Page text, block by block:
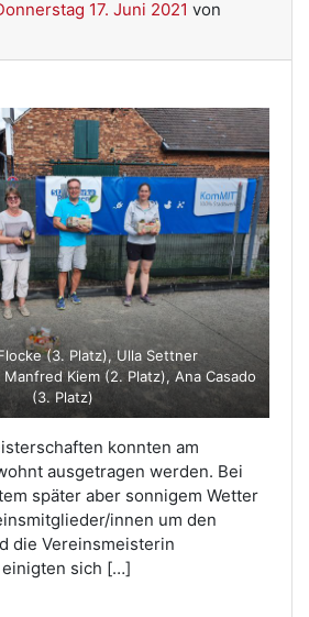
17. Juni 2021 von
(3. Platz), Ulla Settner
Kiem (2. Platz), Ana Casado
(3. Platz)
konnten am
ausgetragen werden. Bei
später aber sonnigem Wetter
innen um den
die Vereinsmeisterin
sich […]